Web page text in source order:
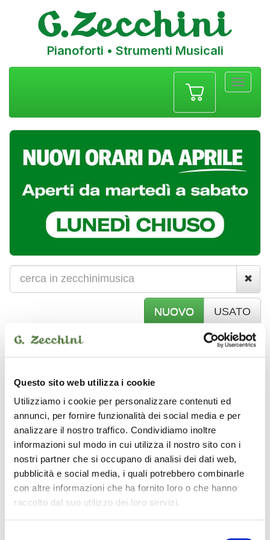
Questo sito web utilizza i cookie
Utilizziamo i cookie per personalizzare contenuti ed
annunci, per fornire funzionalità dei social media e per
analizzare il nostro traffico. Condividiamo inoltre
informazioni sul modo in cui utilizza il nostro sito con i
nostri partner che si occupano di analisi dei dati web,
pubblicità e social media, i quali potrebbero combinarle
con altre informazioni che ha fornito loro o che hanno
raccolto dal suo utilizzo dei loro servizi.
Pianoforti • Strumenti Musicali
NUOVO USATO
S
pops